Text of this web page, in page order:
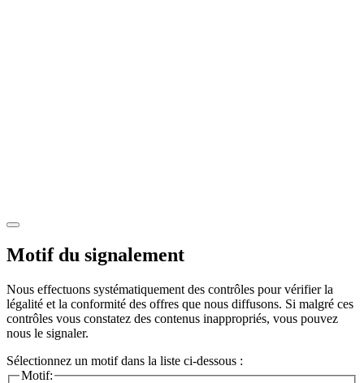
Motif du signalement
Nous effectuons systématiquement des contrôles pour vérifier la
légalité et la conformité des offres que nous diffusons. Si malgré ces
contrôles vous constatez des contenus inappropriés, vous pouvez
nous le signaler.
Sélectionnez un motif dans la liste ci-dessous :
Motif: